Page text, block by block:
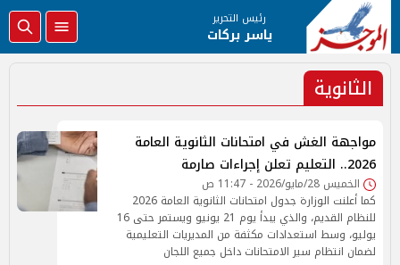
رئيس التحرير
ياسر بركات
الثانوية
مواجهة الغش في امتحانات الثانوية العامة
2026.. التعليم تعلن إجراءات صارمة
الخميس 28/مايو/2026 - 11:47 ص
كما أعلنت الوزارة جدول امتحانات الثانوية العامة 2026
للنظام القديم، والذي يبدأ يوم 21 يونيو ويستمر حتى 16
يوليو، وسط استعدادات مكثفة من المديريات التعليمية
لضمان انتظام سير الامتحانات داخل جميع اللجان